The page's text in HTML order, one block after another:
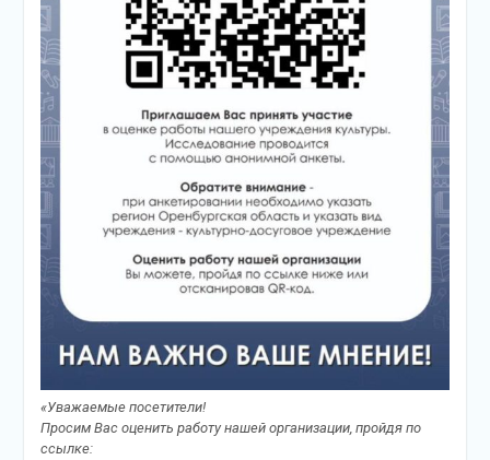
«Уважаемые посетители!
Просим Вас оценить работу нашей организации, пройдя по
ссылке: